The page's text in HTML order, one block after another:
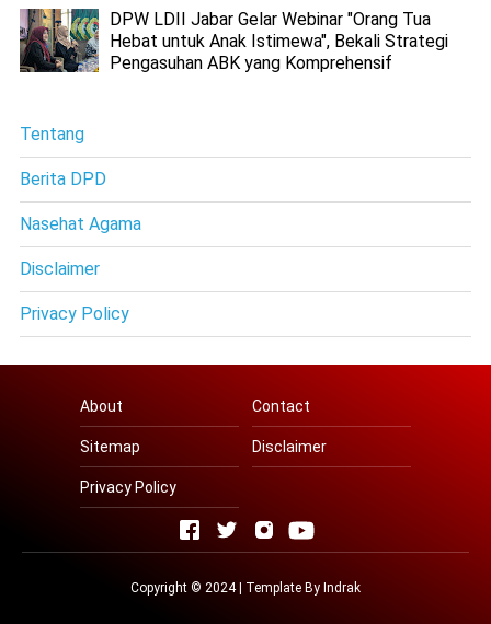
DPW LDII Jabar Gelar Webinar "Orang Tua
Hebat untuk Anak Istimewa", Bekali Strategi
Pengasuhan ABK yang Komprehensif
Tentang
Berita DPD
Nasehat Agama
Disclaimer
Privacy Policy
About Contact
Sitemap Disclaimer
Privacy Policy
Copyright © 2024 | Template By Indrak